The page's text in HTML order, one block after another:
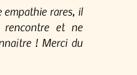
empathie rares, il
rencontre et ne
! Merci du